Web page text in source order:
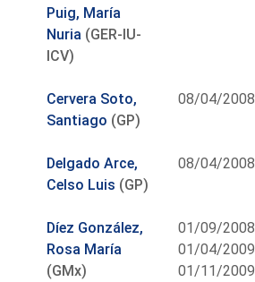
Puig, María
Nuria (GER-IU-
ICV)
Cervera Soto,
Santiago (GP)
08/04/2008
Delgado Arce,
Celso Luis (GP)
08/04/2008
Díez González,
Rosa María
(GMx)
01/09/2008
01/04/2009
01/11/2009